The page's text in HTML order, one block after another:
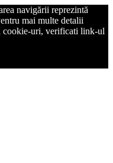
navigării reprezintă
mai multe detalii
cookie-uri, verificati link-ul